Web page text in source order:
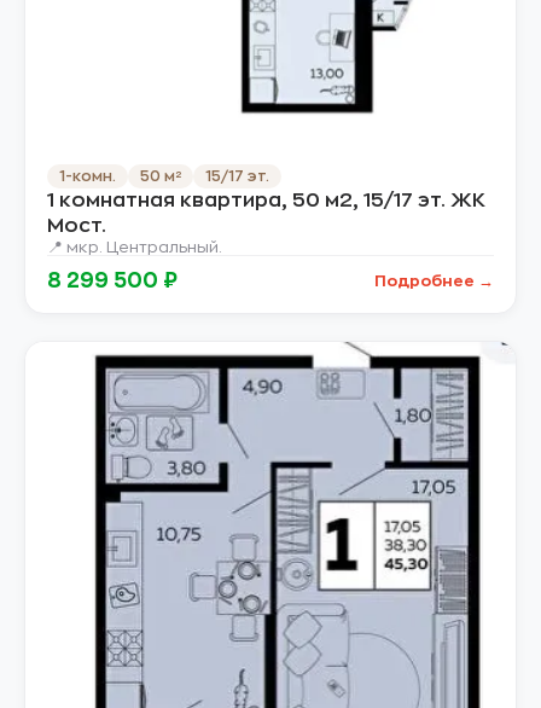
1-комн. 50 м² 15/17 эт.
1 комнатная квартира, 50 м2, 15/17 эт. ЖК
Мост.
📍 мкр. Центральный.
8 299 500 ₽ Подробнее →